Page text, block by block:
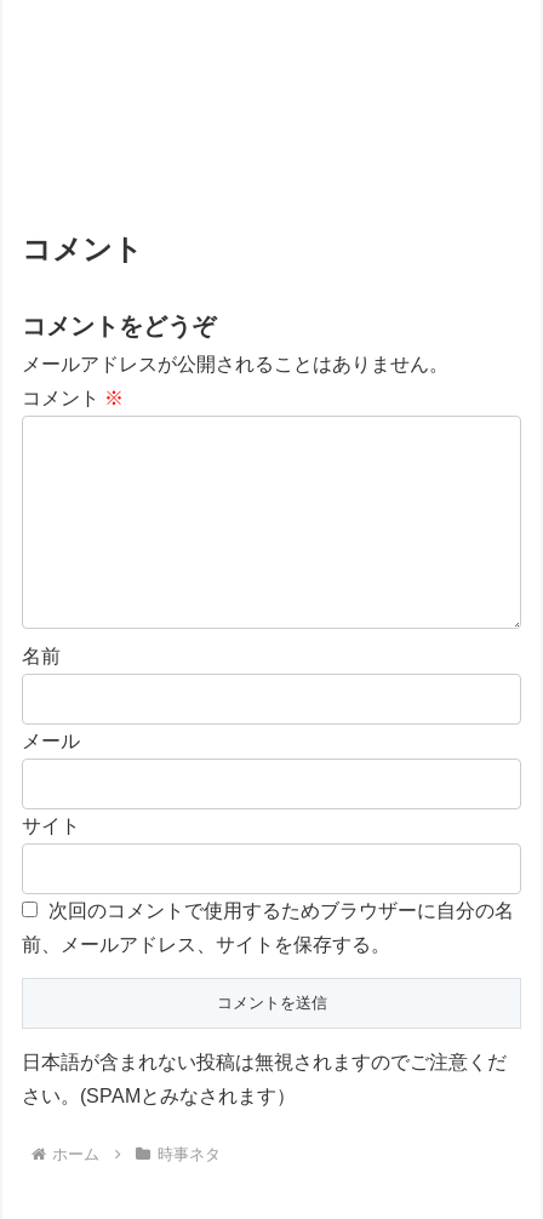
コメント
コメントをどうぞ
メールアドレスが公開されることはありません。
コメント ※
名前
メール
サイト
次回のコメントで使用するためブラウザーに自分の名
前、メールアドレス、サイトを保存する。
日本語が含まれない投稿は無視されますのでご注意くだ
さい。(SPAMとみなされます）
ホーム 時事ネタ